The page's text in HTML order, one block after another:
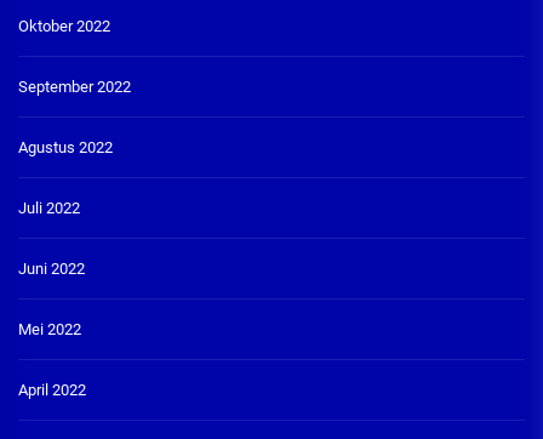
Oktober 2022
September 2022
Agustus 2022
Juli 2022
Juni 2022
Mei 2022
April 2022